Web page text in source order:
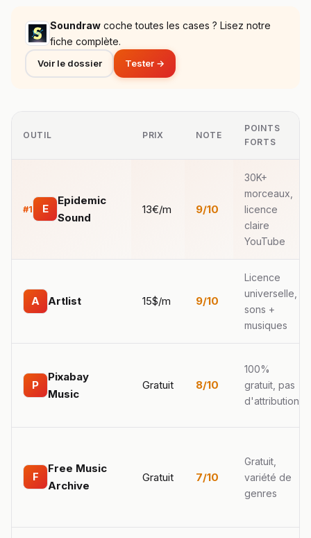
Soundraw coche toutes les cases ? Lisez notre
fiche complète.
Voir le dossier Tester →
OUTIL PRIX NOTE
POINTS
FORTS
#1 E
Epidemic
Sound
13€/m 9/10
30K+
morceaux,
licence
claire
YouTube
A Artlist 15$/m 9/10
Licence
universelle,
sons +
musiques
P
Pixabay
Music
Gratuit 8/10
100%
gratuit, pas
d'attribution
F
Free Music
Archive
Gratuit 7/10
Gratuit,
variété de
genres